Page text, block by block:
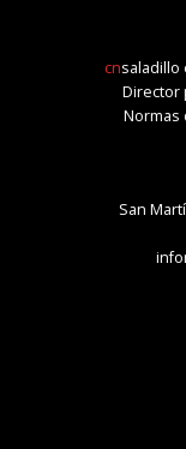
cnsaladillo
Director
Normas
San